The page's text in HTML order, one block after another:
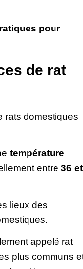
pour
de rat
rats domestiques
température
entre 36 et
lieux des
appelé rat
plus communs